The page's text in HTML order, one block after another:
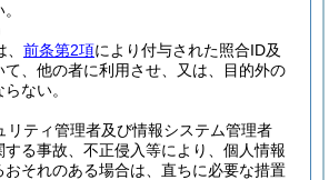
前条第2項により付与された照合ID及
て、他の者に利用させ、又は、目的外の
ない。
リティ管理者及び情報システム管理者
する事故、不正侵入等により、個人情報
おそれのある場合は、直ちに必要な措置